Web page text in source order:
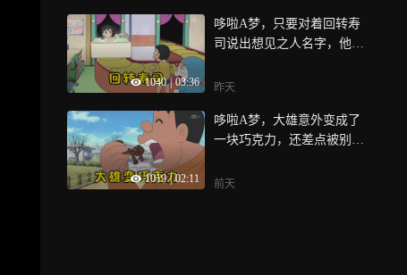
1040 | 03:36
哆啦A梦，只要对着回转寿
司说出想见之人名字，他就
昨天
1019 | 02:11
哆啦A梦，大雄意外变成了
一块巧克力，还差点被别人
前天